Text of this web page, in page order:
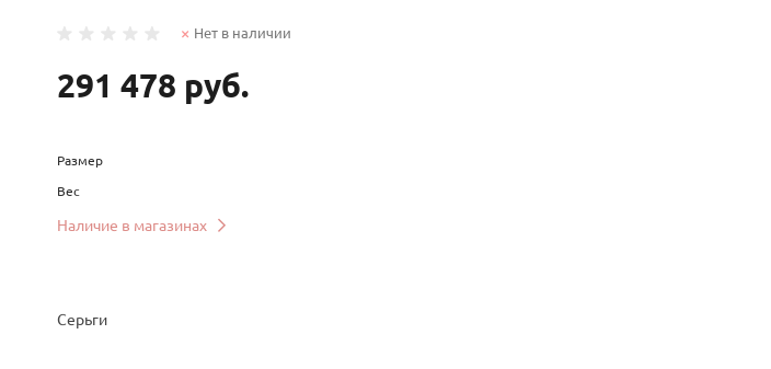
Нет в наличии
291 478 руб.
Размер
Вес
Наличие в магазинах
Серьги